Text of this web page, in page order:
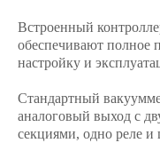
Встроенный
обеспечивают полное
настройку и
Стандартный
аналоговый выход с
секциями, одно реле